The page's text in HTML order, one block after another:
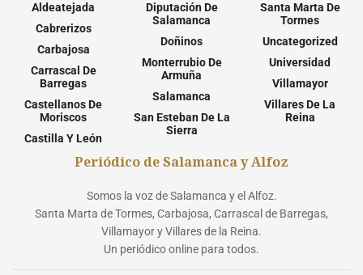
Aldeatejada
Cabrerizos
Carbajosa
Carrascal De
Barregas
Castellanos De
Moriscos
Castilla Y León
Diputación De
Salamanca
Doñinos
Monterrubio De
Armuña
Salamanca
San Esteban De La
Sierra
Santa Marta De
Tormes
Uncategorized
Universidad
Villamayor
Villares De La
Reina
Periódico de Salamanca y Alfoz
Somos la voz de Salamanca y el Alfoz.
Santa Marta de Tormes, Carbajosa, Carrascal de Barregas,
Villamayor y Villares de la Reina.
Un periódico online para todos.